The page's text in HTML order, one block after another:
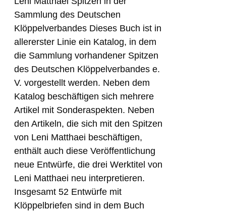
Sammlung des Deutschen
Klöppelverbandes Dieses Buch ist in
allererster Linie ein Katalog, in dem
die Sammlung vorhandener Spitzen
des Deutschen Klöppelverbandes e.
V. vorgestellt werden. Neben dem
Katalog beschäftigen sich mehrere
Artikel mit Sonderaspekten. Neben
den Artikeln, die sich mit den Spitzen
von Leni Matthaei beschäftigen,
enthält auch diese Veröffentlichung
neue Entwürfe, die drei Werktitel von
Leni Matthaei neu interpretieren.
Insgesamt 52 Entwürfe mit
Klöppelbriefen sind in dem Buch